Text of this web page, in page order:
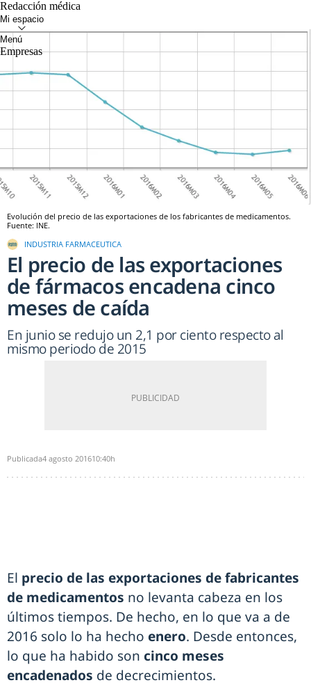
Redacción médica
Empresas
Evolución del precio de las exportaciones de los fabricantes de medicamentos.
Fuente: INE.
INDUSTRIA FARMACEUTICA
El precio de las exportaciones
de fármacos encadena cinco
meses de caída
En junio se redujo un 2,1 por ciento respecto al
mismo periodo de 2015
Publicada4 agosto 201610:40h
El precio de las exportaciones de fabricantes
de medicamentos no levanta cabeza en los
últimos tiempos. De hecho, en lo que va a de
2016 solo lo ha hecho enero. Desde entonces,
lo que ha habido son cinco meses
encadenados de decrecimientos.